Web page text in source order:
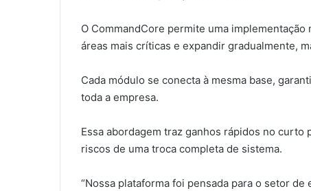
O CommandCore permite uma
áreas mais críticas e expandir gradualmente,
Cada módulo se conecta à mesma base,
toda a empresa.
Essa abordagem traz ganhos rápidos no
riscos de uma troca completa de sistema.
“Nossa plataforma foi pensada para o setor